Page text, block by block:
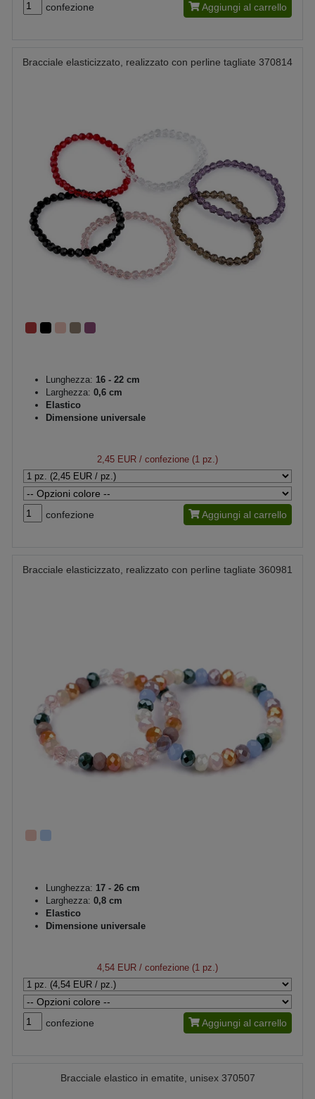
confezione Aggiungi al carrello
Bracciale elasticizzato, realizzato con perline tagliate 370814
Lunghezza: 16 - 22 cm
Larghezza: 0,6 cm
Elastico
Dimensione universale
2,45 EUR / confezione (1 pz.)
confezione Aggiungi al carrello
Bracciale elasticizzato, realizzato con perline tagliate 360981
Lunghezza: 17 - 26 cm
Larghezza: 0,8 cm
Elastico
Dimensione universale
4,54 EUR / confezione (1 pz.)
confezione Aggiungi al carrello
Bracciale elastico in ematite, unisex 370507